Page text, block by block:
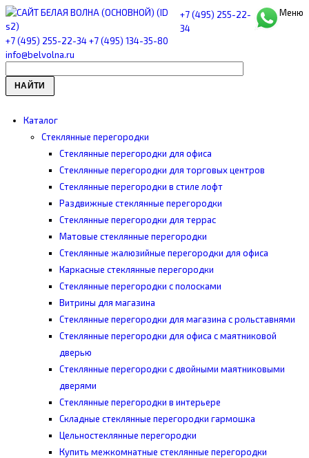
+7 (495) 255-22-
34
Меню
+7 (495) 255-22-34+7 (495) 134-35-80
info@belvolna.ru
НАЙТИ
Каталог
Cтеклянные перегородки
Стеклянные перегородки для офиса
Стеклянные перегородки для торговых центров
Стеклянные перегородки в стиле лофт
Раздвижные стеклянные перегородки
Стеклянные перегородки для террас
Матовые стеклянные перегородки
Стеклянные жалюзийные перегородки для офиса
Каркасные стеклянные перегородки
Стеклянные перегородки с полосками
Витрины для магазина
Стеклянные перегородки для магазина с рольставнями
Стеклянные перегородки для офиса с маятниковой
дверью
Стеклянные перегородки с двойными маятниковыми
дверями
Стеклянные перегородки в интерьере
Складные стеклянные перегородки гармошка
Цельностеклянные перегородки
Купить межкомнатные стеклянные перегородки